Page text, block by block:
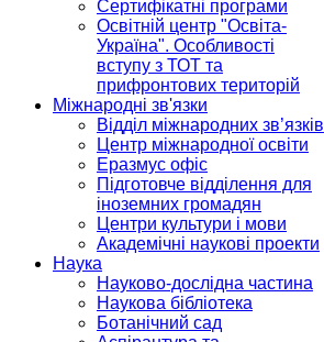
Сертифікатні програми
Освітній центр "Освіта-
Україна". Особливості
вступу з ТОТ та
прифронтових територій
Міжнародні зв'язки
Відділ міжнародних зв’язків
Центр міжнародної освіти
Еразмус офіс
Підготовче відділення для
іноземних громадян
Центри культури і мови
Академічні наукові проекти
Наука
Науково-дослідна частина
Наукова бібліотека
Ботанічний сад